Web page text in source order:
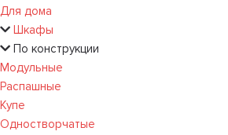
Для дома
Шкафы
По конструкции
Модульные
Распашные
Купе
Одностворчатые